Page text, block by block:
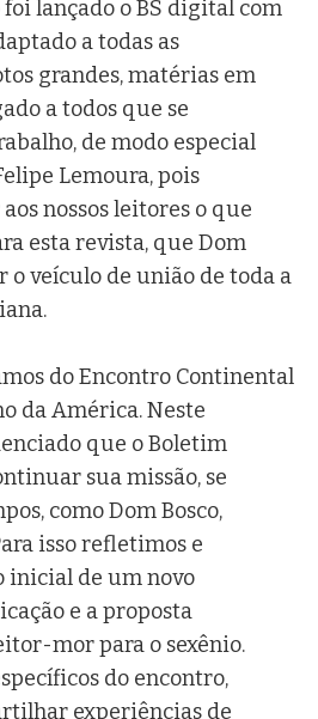
lançado o BS digital com
a todas as
grandes, matérias em
a todos que se
de modo especial
Lemoura, pois
nossos leitores o que
esta revista, que Dom
o veículo de união de toda a
do Encontro Continental
da América. Neste
que o Boletim
sua missão, se
como Dom Bosco,
isso refletimos e
inicial de um novo
e a proposta
mor para o sexênio.
do encontro,
experiências de